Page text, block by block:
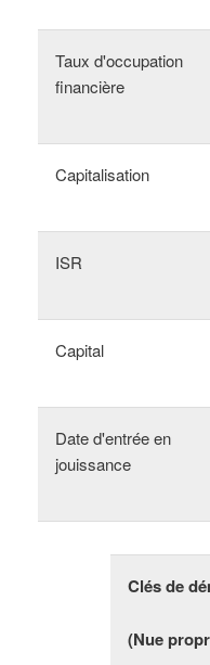
Taux d'occupation
financière
Capitalisation
ISR
Capital
Date d'entrée en
jouissance
Clés de
(Nue